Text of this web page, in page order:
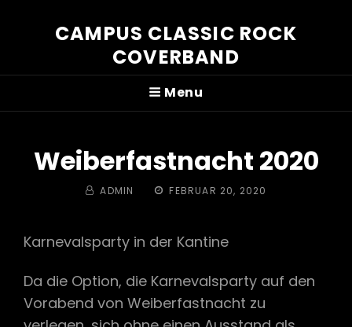
CAMPUS CLASSIC ROCK
COVERBAND
Menu
Weiberfastnacht 2020
BY ADMIN
POSTED
FEBRUAR 20, 2020
Karnevalsparty in der Kantine
Da die Option, die Karnevalsparty auf den
Vorabend von Weiberfastnacht zu